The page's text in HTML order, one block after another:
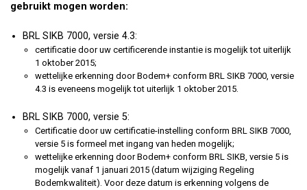
gebruikt mogen worden:
BRL SIKB 7000, versie 4.3:
certificatie door uw certificerende instantie is mogelijk tot uiterlijk
1 oktober 2015;
wettelijke erkenning door Bodem+ conform BRL SIKB 7000, versie
4.3 is eveneens mogelijk tot uiterlijk 1 oktober 2015.
BRL SIKB 7000, versie 5:
Certificatie door uw certificatie-instelling conform BRL SIKB 7000,
versie 5 is formeel met ingang van heden mogelijk;
wettelijke erkenning door Bodem+ conform BRL SIKB, versie 5 is
mogelijk vanaf 1 januari 2015 (datum wijziging Regeling
Bodemkwaliteit). Voor deze datum is erkenning volgens de